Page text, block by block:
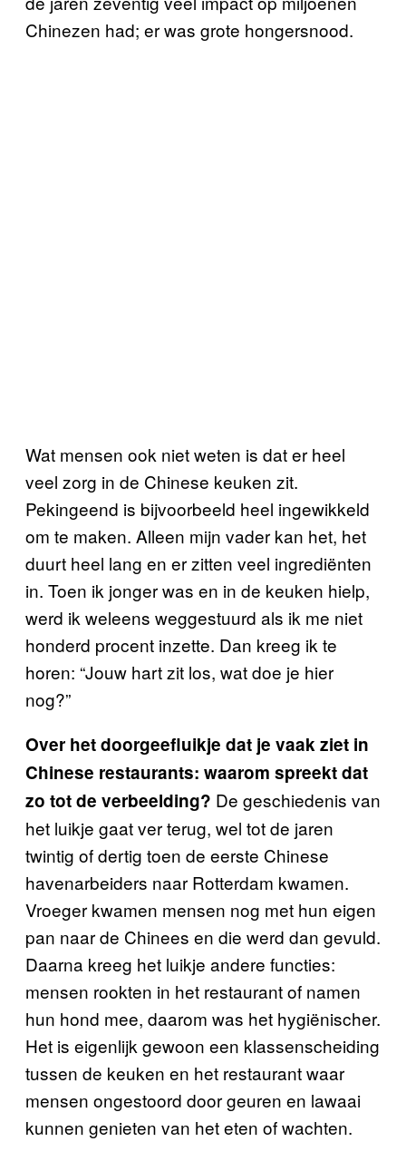
Chinezen had; er was grote hongersnood.
Wat mensen ook niet weten is dat er heel
veel zorg in de Chinese keuken zit.
Pekingeend is bijvoorbeeld heel ingewikkeld
om te maken. Alleen mijn vader kan het, het
duurt heel lang en er zitten veel ingrediënten
in. Toen ik jonger was en in de keuken hielp,
werd ik weleens weggestuurd als ik me niet
honderd procent inzette. Dan kreeg ik te
horen: “Jouw hart zit los, wat doe je hier
nog?”
Over het doorgeefluikje dat je vaak ziet in
Chinese restaurants: waarom spreekt dat
zo tot de verbeelding? De geschiedenis van
het luikje gaat ver terug, wel tot de jaren
twintig of dertig toen de eerste Chinese
havenarbeiders naar Rotterdam kwamen.
Vroeger kwamen mensen nog met hun eigen
pan naar de Chinees en die werd dan gevuld.
Daarna kreeg het luikje andere functies:
mensen rookten in het restaurant of namen
hun hond mee, daarom was het hygiënischer.
Het is eigenlijk gewoon een klassenscheiding
tussen de keuken en het restaurant waar
mensen ongestoord door geuren en lawaai
kunnen genieten van het eten of wachten.